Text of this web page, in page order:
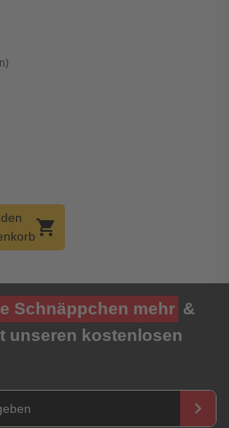
Menge
shopping_cart
Schnäppchen mehr &
unseren kostenlosen
keyboard_arrow_right